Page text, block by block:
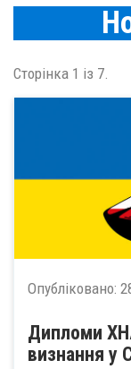
Сторінка 1 із 7.
Опубліковано:
Дипломи
визнання у